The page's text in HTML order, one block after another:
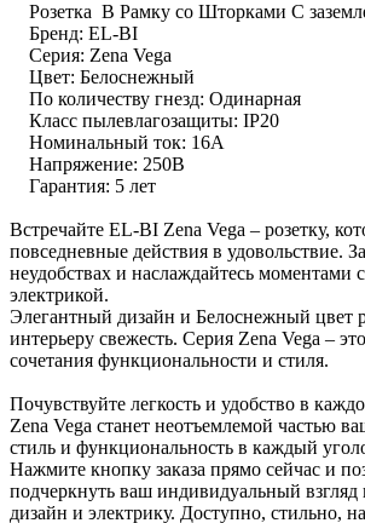
Розетка В Рамку со Шторками С
Бренд: EL-BI
Серия: Zena Vega
Цвет: Белоснежный
По количеству гнезд: Одинарная
Класс пылевлагозащиты: IP20
Номинальный ток: 16А
Напряжение: 250В
Гарантия: 5 лет
Встречайте EL-BI Zena Vega – розетку,
повседневные действия в удовольствие.
неудобствах и наслаждайтесь моментами
электрикой.
Элегантный дизайн и Белоснежный цвет
интерьеру свежесть. Серия Zena Vega –
сочетания функциональности и стиля.
Почувствуйте легкость и удобство в
Zena Vega станет неотъемлемой частью
стиль и функциональность в каждый
Нажмите кнопку заказа прямо сейчас и
подчеркнуть ваш индивидуальный
дизайн и электрику. Доступно, стильно,